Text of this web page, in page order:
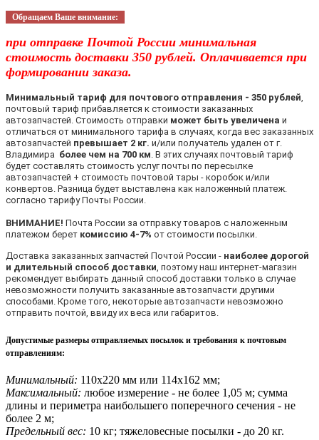
Обращаем Ваше внимание:
при отправке Почтой России минимальная
стоимость доставки 350 рублей. Оплачивается при
формировании заказа.
Минимальный тариф для почтового отправления - 350 рублей
почтовый тариф прибавляется к стоимости заказанных
автозапчастей. Стоимость отправки может быть увеличена и
отличаться от минимального тарифа в случаях, когда вес заказанных
автозапчастей превышает 2 кг. и/или получатель удален от г.
Владимира более чем на 700 км . В этих случаях почтовый тариф
будет составлять стоимость услуг почты по пересылке
автозапчастей + стоимость почтовой тары - коробок и/или
конвертов. Разница будет выставлена как наложенный платеж.
согласно тарифу Почты России.
ВНИМАНИЕ! Почта России за отправку товаров с наложенным
платежом берет комиссию 4-7% от стоимости посылки.
Доставка заказанных запчастей Почтой России - наиболее дорогой
и длительный способ доставки , поэтому наш интернет-магазин
рекомендует выбирать данный способ доставки только в случае
невозможности получить заказанные автозапчасти другими
способами. Кроме того, некоторые автозапчасти невозможно
отправить почтой, ввиду их веса или габаритов.
Допустимые размеры отправляемых посылок и требования к почтовым
отправлениям:
Минимальный: 110х220 мм или 114х162 мм;
Максимальный: любое измерение - не более 1,05 м; сумма
длины и периметра наибольшего поперечного сечения - не
более 2 м;
Предельный вес: 10 кг; тяжеловесные посылки - до 20 кг.